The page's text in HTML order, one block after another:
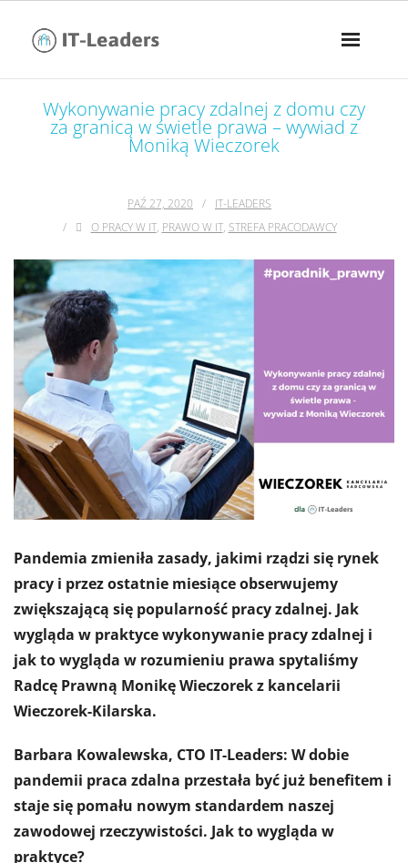
Wykonywanie pracy zdalnej z domu czy
za granicą w świetle prawa – wywiad z
Moniką Wieczorek
PAŹ 27, 2020
IT-LEADERS
O PRACY W IT, PRAWO W IT, STREFA PRACODAWCY
Pandemia zmieniła zasady, jakimi rządzi się rynek
pracy i przez ostatnie miesiące obserwujemy
zwiększającą się popularność pracy zdalnej. Jak
wygląda w praktyce wykonywanie pracy zdalnej i
jak to wygląda w rozumieniu prawa spytaliśmy
Radcę Prawną Monikę Wieczorek z kancelarii
Wieczorek-Kilarska.
Barbara Kowalewska, CTO IT-Leaders: W dobie
pandemii praca zdalna przestała być już benefitem i
staje się pomału nowym standardem naszej
zawodowej rzeczywistości. Jak to wygląda w
praktyce?